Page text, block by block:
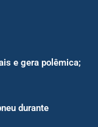
e gera polêmica;
durante